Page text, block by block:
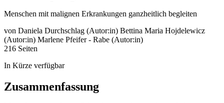
Menschen mit malignen Erkrankungen ganzheitlich begleiten
von Daniela Durchschlag (Autor:in) Bettina Maria Hojdelewicz
(Autor:in) Marlene Pfeifer - Rabe (Autor:in)
216 Seiten
In Kürze verfügbar
Zusammenfassung